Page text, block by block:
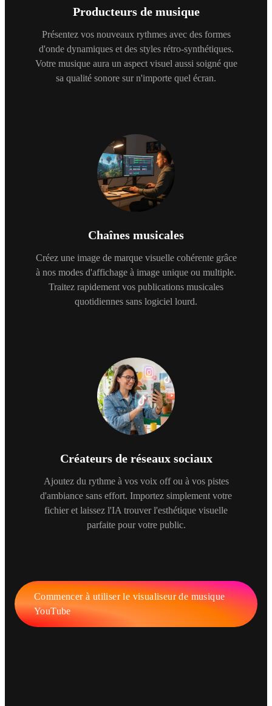
Producteurs de musique
Présentez vos nouveaux rythmes avec des formes
d'onde dynamiques et des styles rétro-synthétiques.
Votre musique aura un aspect visuel aussi soigné que
sa qualité sonore sur n'importe quel écran.
Chaînes musicales
Créez une image de marque visuelle cohérente grâce
à nos modes d'affichage à image unique ou multiple.
Traitez rapidement vos publications musicales
quotidiennes sans logiciel lourd.
Créateurs de réseaux sociaux
Ajoutez du rythme à vos voix off ou à vos pistes
d'ambiance sans effort. Importez simplement votre
fichier et laissez l'IA trouver l'esthétique visuelle
parfaite pour votre public.
Commencer à utiliser le visualiseur de musique
YouTube